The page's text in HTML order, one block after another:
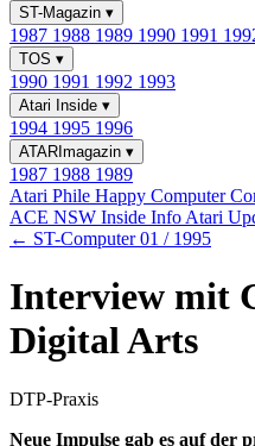
ST-Magazin ▾
1987 1988 1989 1990 1991
TOS ▾
1990 1991 1992 1993
Atari Inside ▾
1994 1995 1996
ATARImagazin ▾
1987 1988 1989
Atari Phile Happy Computer
ACE NSW Inside Info Atari
← ST-Computer 01 / 1995
Interview mit
Digital Arts
DTP-Praxis
Neue Impulse gab es auf der